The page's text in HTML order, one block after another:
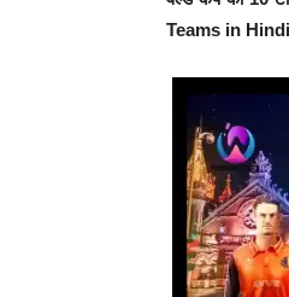
Teams in